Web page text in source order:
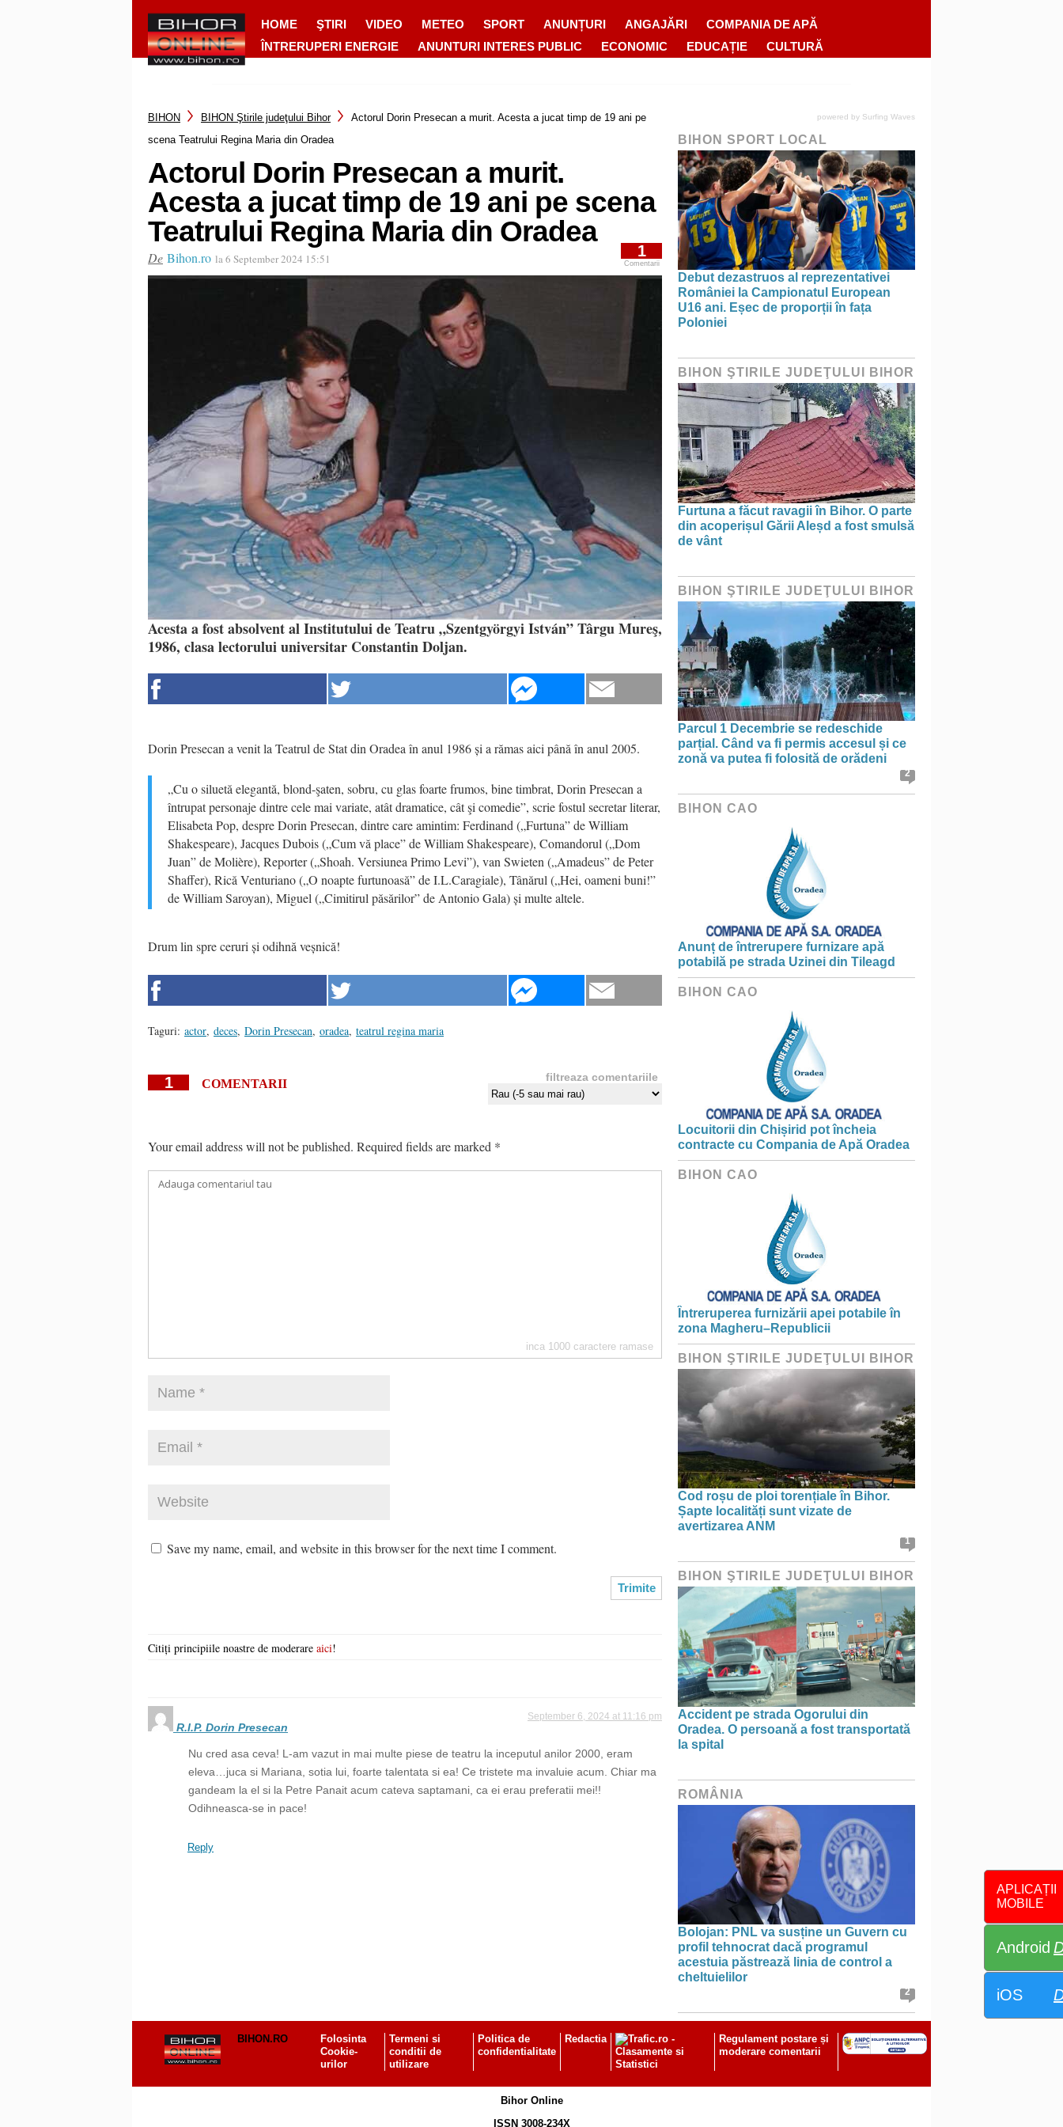
HOME ŞTIRI VIDEO METEO SPORT ANUNȚURI ANGAJĂRI
COMPANIA DE APĂ
ÎNTRERUPERI ENERGIE
ANUNTURI INTERES PUBLIC ECONOMIC EDUCAȚIE CULTURĂ
APLICAȚII
MOBILE
Android
iOS
BIHON BIHON Ştirile judeţului Bihor
Actorul Dorin Presecan a murit. Acesta a jucat timp de 19 ani pe
scena Teatrului Regina Maria din Oradea
Actorul Dorin Presecan a murit.
Acesta a jucat timp de 19 ani pe scena
Teatrului Regina Maria din Oradea
De Bihon.ro la 6 September 2024 15:51 1
Comentarii
Acesta a fost absolvent al Institutului de Teatru „Szentgyörgyi István” Târgu Mureş,
1986, clasa lectorului universitar Constantin Doljan.
Dorin Presecan a venit la Teatrul de Stat din Oradea în anul 1986 și a rămas aici până în anul 2005.
„Cu o siluetă elegantă, blond-şaten, sobru, cu glas foarte frumos, bine timbrat, Dorin Presecan a
întrupat personaje dintre cele mai variate, atât dramatice, cât şi comedie”, scrie fostul secretar literar,
Elisabeta Pop, despre Dorin Presecan, dintre care amintim: Ferdinand („Furtuna” de William
Shakespeare), Jacques Dubois („Cum vă place” de William Shakespeare), Comandorul („Dom
Juan” de Molière), Reporter („Shoah. Versiunea Primo Levi”), van Swieten („Amadeus” de Peter
Shaffer), Rică Venturiano („O noapte furtunoasă” de I.L.Caragiale), Tânărul („Hei, oameni buni!”
de William Saroyan), Miguel („Cimitirul păsărilor” de Antonio Gala) și multe altele.
Drum lin spre ceruri și odihnă veșnică!
Taguri: actor, deces, Dorin Presecan, oradea, teatrul regina maria
1 COMENTARII filtreaza comentariile
Your email address will not be published. Required fields are marked *
inca 1000 caractere ramase
Save my name, email, and website in this browser for the next time I comment.
Citiți principiile noastre de moderare aici!
R.I.P. Dorin Presecan
September 6, 2024 at 11:16 pm
Nu cred asa ceva! L-am vazut in mai multe piese de teatru la inceputul anilor 2000, eram
eleva…juca si Mariana, sotia lui, foarte talentata si ea! Ce tristete ma invaluie acum. Chiar ma
gandeam la el si la Petre Panait acum cateva saptamani, ca ei erau preferatii mei!!
Odihneasca-se in pace!
Reply
powered by Surfing Waves
BIHON SPORT LOCAL
Debut dezastruos al reprezentativei
României la Campionatul European
U16 ani. Eșec de proporții în fața
Poloniei
BIHON ŞTIRILE JUDEŢULUI BIHOR
Furtuna a făcut ravagii în Bihor. O parte
din acoperișul Gării Aleșd a fost smulsă
de vânt
BIHON ŞTIRILE JUDEŢULUI BIHOR
Parcul 1 Decembrie se redeschide
parțial. Când va fi permis accesul și ce
zonă va putea fi folosită de orădeni
2
BIHON CAO
Anunț de întrerupere furnizare apă
potabilă pe strada Uzinei din Tileagd
BIHON CAO
Locuitorii din Chișirid pot încheia
contracte cu Compania de Apă Oradea
BIHON CAO
Întreruperea furnizării apei potabile în
zona Magheru–Republicii
BIHON ŞTIRILE JUDEŢULUI BIHOR
Cod roșu de ploi torențiale în Bihor.
Șapte localități sunt vizate de
avertizarea ANM
1
BIHON ŞTIRILE JUDEŢULUI BIHOR
Accident pe strada Ogorului din
Oradea. O persoană a fost transportată
la spital
ROMÂNIA
Bolojan: PNL va susține un Guvern cu
profil tehnocrat dacă programul
acestuia păstrează linia de control a
cheltuielilor
2
BIHON.RO
Folosinta
Cookie-
urilor
Termeni si
conditii de
utilizare
Politica de
confidentialitate
Redactia
Regulament postare și
moderare comentarii
Bihor Online
ISSN 3008-234X